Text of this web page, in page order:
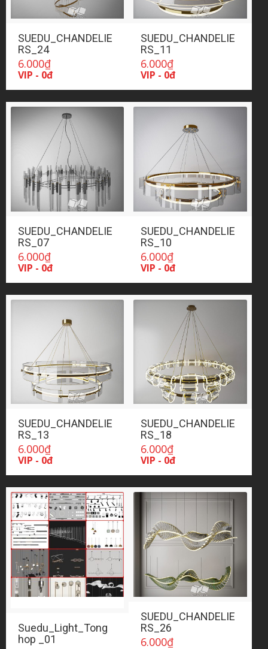
SUEDU_CHANDELIE
RS_24
6.000₫
VIP - 0đ
SUEDU_CHANDELIE
RS_11
6.000₫
VIP - 0đ
SUEDU_CHANDELIE
RS_07
6.000₫
VIP - 0đ
SUEDU_CHANDELIE
RS_10
6.000₫
VIP - 0đ
SUEDU_CHANDELIE
RS_13
6.000₫
VIP - 0đ
SUEDU_CHANDELIE
RS_18
6.000₫
VIP - 0đ
Suedu_Light_Tong
hop _01
SUEDU_CHANDELIE
RS_26
6.000₫